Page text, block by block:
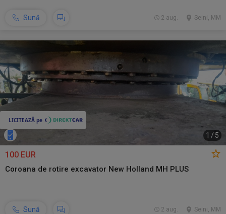
Sună Seini, MM
2 aug.
1 / 5
100 EUR
Coroana de rotire excavator New Holland MH PLUS
Sună Seini, MM
2 aug.